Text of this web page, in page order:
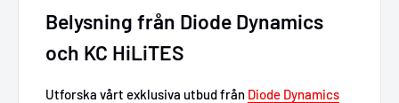
Belysning från Diode Dynamics
och KC HiLiTES
Utforska vårt exklusiva utbud från Diode Dynamics